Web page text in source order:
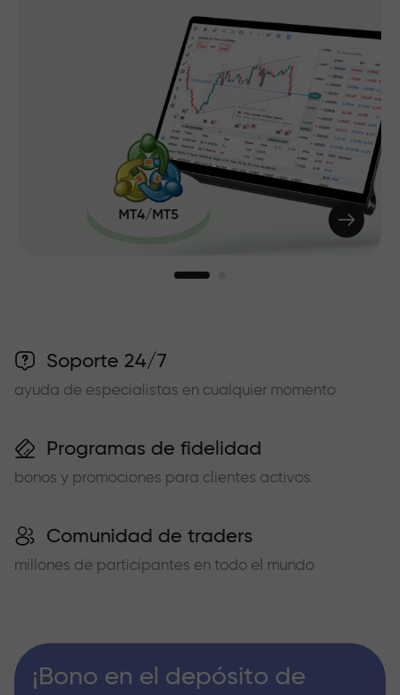
Soporte 24/7
ayuda de especialistas en cualquier momento
Programas de fidelidad
bonos y promociones para clientes activos
Comunidad de traders
millones de participantes en todo el mundo
¡Bono en el depósito de